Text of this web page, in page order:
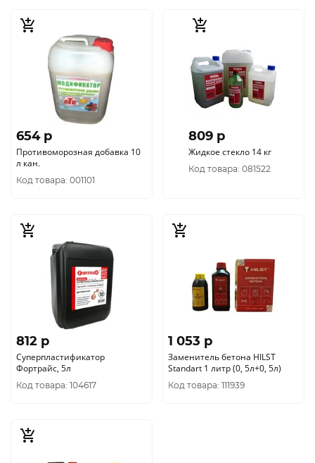
654 p
Противоморозная добавка 10
л кан.
Код товара: 001101
809 p
Жидкое стекло 14 кг
Код товара: 081522
812 p
Суперпластификатор
Фортрайс, 5л
Код товара: 104617
1 053 p
Заменитель бетона HILST
Standart 1 литр (0, 5л+0, 5л)
Код товара: 111939